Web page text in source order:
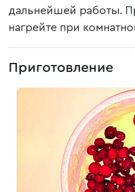
дальнейшей работы.
нагрейте при
Приготовление